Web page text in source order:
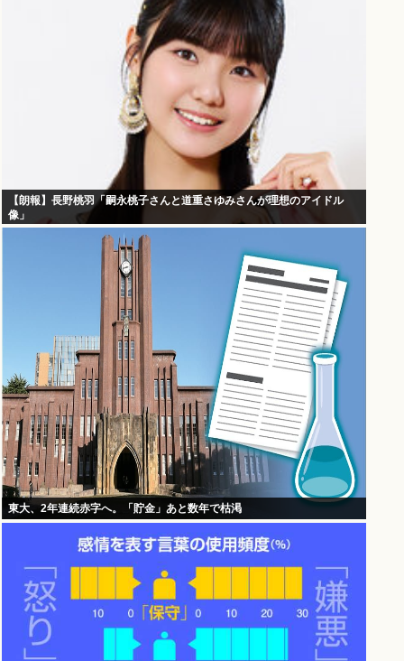
【朗報】長野桃羽「嗣永桃子さんと道重さゆみさんが理想のアイドル
像」
東大、2年連続赤字へ。「貯金」あと数年で枯渇